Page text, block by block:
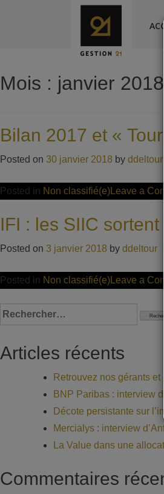
Mois : janvier 2018
Bilan 2017 et «
Posted on 30 janvier 2018 by ddeltour
Posted in Non classifié(e)Leave a
IFI : les SIIC sortent
Posted on 3 janvier 2018 by ddeltour
Posted in Non classifié(e)Leave a
Rechercher :
Articles récents
Retrouvez nos gérants et
BNP Paribas : interview
Décote persistante sur
Mercialys : interview
La Value dans une
Commentaires